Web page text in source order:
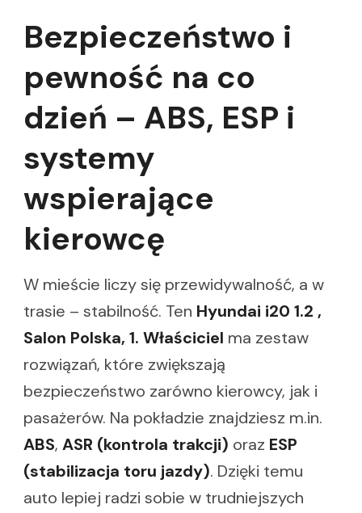
Bezpieczeństwo i
pewność na co
dzień – ABS, ESP i
systemy
wspierające
kierowcę
W mieście liczy się przewidywalność, a w
trasie – stabilność. Ten Hyundai i20 1.2 ,
Salon Polska, 1. Właściciel ma zestaw
rozwiązań, które zwiększają
bezpieczeństwo zarówno kierowcy, jak i
pasażerów. Na pokładzie znajdziesz m.in.
ABS, ASR (kontrola trakcji) oraz ESP
(stabilizacja toru jazdy). Dzięki temu
auto lepiej radzi sobie w trudniejszych